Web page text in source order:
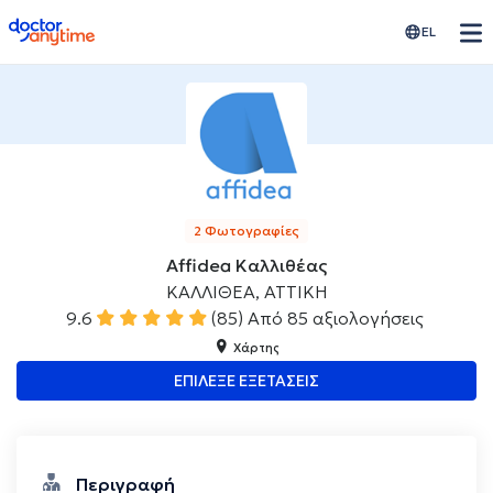
doctoranytime EL
2 Φωτογραφίες
Affidea Καλλιθέας
ΚΑΛΛΙΘΕΑ, ΑΤΤΙΚΗ
9.6
(85) Από 85 αξιολογήσεις
Χάρτης
ΕΠΙΛΕΞΕ ΕΞΕΤΑΣΕΙΣ
Περιγραφή